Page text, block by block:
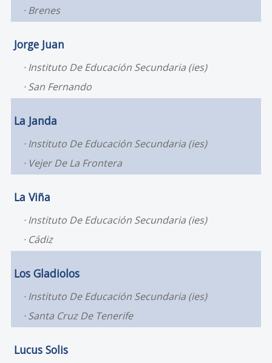
Brenes
Jorge Juan
Instituto De Educación Secundaria (ies)
San Fernando
La Janda
Instituto De Educación Secundaria (ies)
Vejer De La Frontera
La Viña
Instituto De Educación Secundaria (ies)
Cádiz
Los Gladiolos
Instituto De Educación Secundaria (ies)
Santa Cruz De Tenerife
Lucus Solis